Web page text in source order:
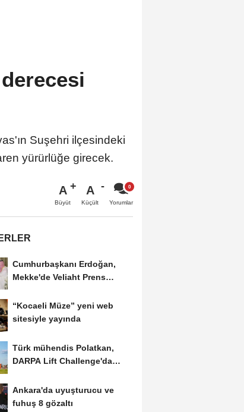
Suşehri ilçesindeki
yürürlüğe girecek.
A
Büyüt
A
Küçült Yorumlar
Cumhurbaşkanı Erdoğan,
Mekke'de Veliaht Prens
“Kocaeli Müze” yeni web
sitesiyle yayında
Türk mühendis Polatkan,
DARPA Lift Challenge'da
Ankara'da uyuşturucu ve
fuhuş 8 gözaltı